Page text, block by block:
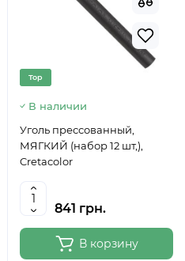
Top
В наличии
Уголь прессованный,
МЯГКИЙ (набор 12 шт,),
Cretacolor
841 грн.
В корзину